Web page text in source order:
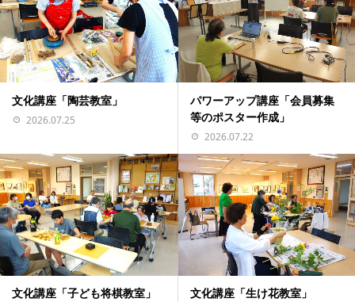
文化講座「陶芸教室」
2026.07.25
パワーアップ講座「会員募集
等のポスター作成」
2026.07.22
文化講座「子ども将棋教室」 文化講座「生け花教室」